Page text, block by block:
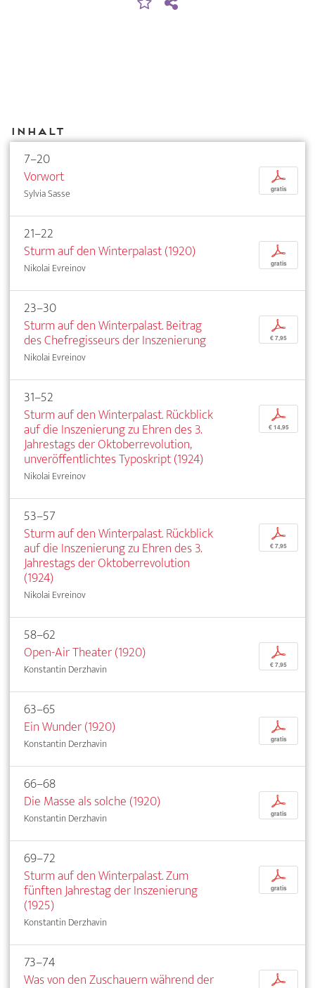
Inhalt
7–20
Vorwort
Sylvia Sasse
p
gratis
21–22
Sturm auf den Winterpalast (1920)
Nikolai Evreinov
p
gratis
23–30
Sturm auf den Winterpalast. Beitrag
des Chefregisseurs der Inszenierung
Nikolai Evreinov
p
€ 7,95
31–52
Sturm auf den Winterpalast. Rückblick
auf die Inszenierung zu Ehren des 3.
Jahrestags der Oktoberrevolution,
unveröffentlichtes Typoskript (1924)
Nikolai Evreinov
p
€ 14,95
53–57
Sturm auf den Winterpalast. Rückblick
auf die Inszenierung zu Ehren des 3.
Jahrestags der Oktoberrevolution
(1924)
Nikolai Evreinov
p
€ 7,95
58–62
Open-Air Theater (1920)
Konstantin Derzhavin
p
€ 7,95
63–65
Ein Wunder (1920)
Konstantin Derzhavin
p
gratis
66–68
Die Masse als solche (1920)
Konstantin Derzhavin
p
gratis
69–72
Sturm auf den Winterpalast. Zum
fünften Jahrestag der Inszenierung
(1925)
Konstantin Derzhavin
p
gratis
73–74
Was von den Zuschauern während der
p